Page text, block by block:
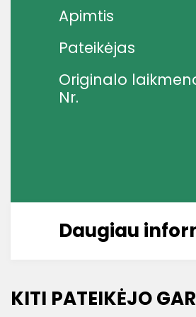
Apimtis
Pateikėjas
Originalo
Nr.
Daugiau
KITI PATEIKĖJO